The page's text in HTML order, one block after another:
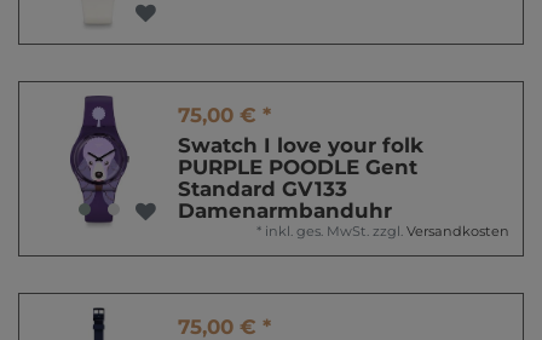
75,00 € *
Swatch I love your folk
PURPLE POODLE Gent
Standard GV133
Damenarmbanduhr
* inkl. ges. MwSt. zzgl. Versandkosten
75,00 € *